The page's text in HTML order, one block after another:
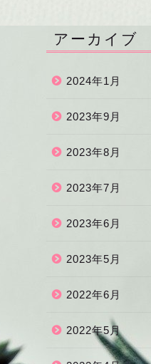
アーカイブ
2024年1月
2023年9月
2023年8月
2023年7月
2023年6月
2023年5月
2022年6月
2022年5月